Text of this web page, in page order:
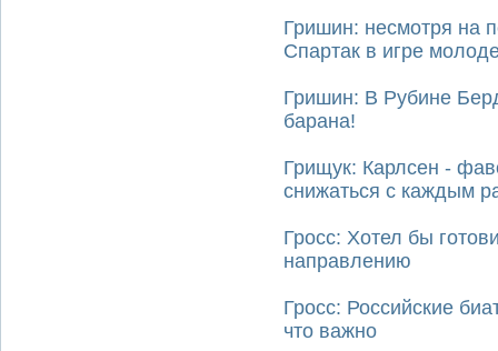
Гришин: несмотря на
Спартак в игре
Гришин: В Рубине
барана!
Грищук: Карлсен -
снижаться с каждым
Гросс: Хотел бы
направлению
Гросс: Российские
что важно